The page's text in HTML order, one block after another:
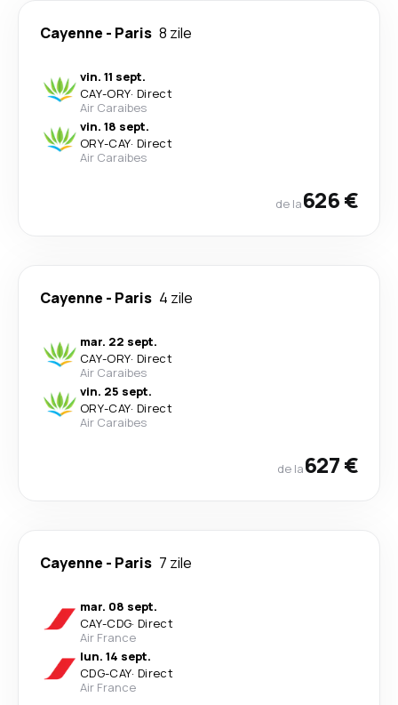
Cayenne - Paris 8 zile
vin. 11 sept.
CAY-ORY· Direct
Air Caraibes
vin. 18 sept.
ORY-CAY· Direct
Air Caraibes
de la626 €
Cayenne - Paris 4 zile
mar. 22 sept.
CAY-ORY· Direct
Air Caraibes
vin. 25 sept.
ORY-CAY· Direct
Air Caraibes
de la627 €
Cayenne - Paris 7 zile
mar. 08 sept.
CAY-CDG· Direct
Air France
lun. 14 sept.
CDG-CAY· Direct
Air France